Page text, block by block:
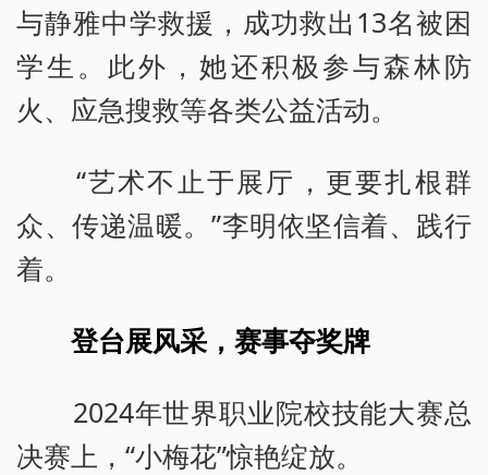
与静雅中学救援，成功救出13名被困
学生。此外，她还积极参与森林防
火、应急搜救等各类公益活动。
“艺术不止于展厅，更要扎根群
众、传递温暖。”李明依坚信着、践行
着。
登台展风采，赛事夺奖牌
2024年世界职业院校技能大赛总
决赛上，“小梅花”惊艳绽放。